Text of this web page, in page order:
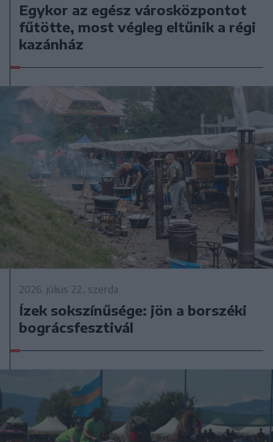
Egykor az egész városközpontot
fűtötte, most végleg eltűnik a régi
kazánház
2026. július 22., szerda
Ízek sokszínűsége: jön a borszéki
bográcsfesztivál